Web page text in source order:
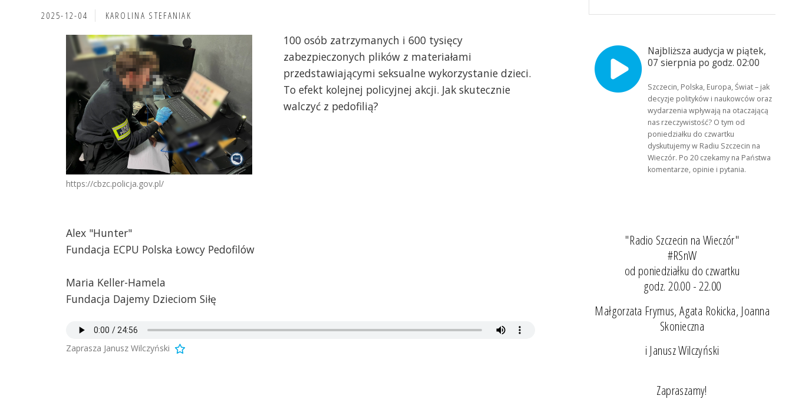
2025-12-04 KAROLINA STEFANIAK
https://cbzc.policja.gov.pl/
100 osób zatrzymanych i 600 tysięcy
zabezpieczonych plików z materiałami
przedstawiającymi seksualne wykorzystanie dzieci.
To efekt kolejnej policyjnej akcji. Jak skutecznie
walczyć z pedofilią?
Alex "Hunter"
Fundacja ECPU Polska Łowcy Pedofilów
Maria Keller-Hamela
Fundacja Dajemy Dzieciom Siłę
Zaprasza Janusz Wilczyński
Najbliższa audycja w piątek,
07 sierpnia po godz. 02:00
Szczecin, Polska, Europa, Świat – jak
decyzje polityków i naukowców oraz
wydarzenia wpływają na otaczającą
nas rzeczywistość? O tym od
poniedziałku do czwartku
dyskutujemy w Radiu Szczecin na
Wieczór. Po 20 czekamy na Państwa
komentarze, opinie i pytania.
"Radio Szczecin na Wieczór"
#RSnW
od poniedziałku do czwartku
godz. 20.00 - 22.00
Małgorzata Frymus, Agata Rokicka, Joanna
Skonieczna
i Janusz Wilczyński
Zapraszamy!